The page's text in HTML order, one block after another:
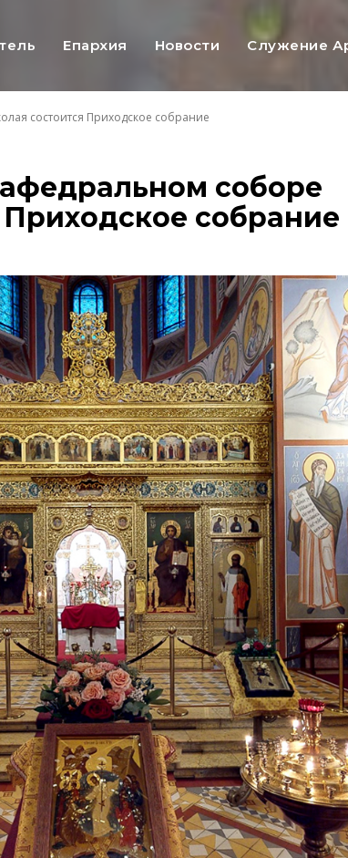
Епархия Новости Служение
состоится Приходское собрание
соборе
собрание